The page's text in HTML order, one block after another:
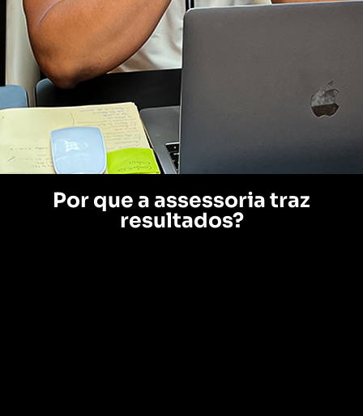
Por que a assessoria traz
resultados?